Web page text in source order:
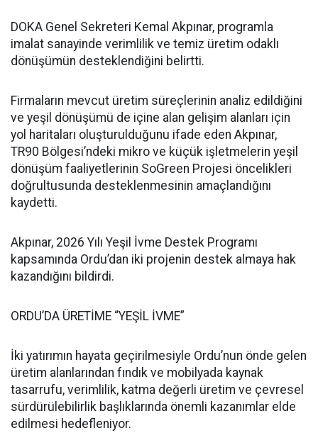
DOKA Genel Sekreteri Kemal Akpınar, programla
imalat sanayinde verimlilik ve temiz üretim odaklı
dönüşümün desteklendiğini belirtti.
Firmaların mevcut üretim süreçlerinin analiz edildiğini
ve yeşil dönüşümü de içine alan gelişim alanları için
yol haritaları oluşturulduğunu ifade eden Akpınar,
TR90 Bölgesi’ndeki mikro ve küçük işletmelerin yeşil
dönüşüm faaliyetlerinin SoGreen Projesi öncelikleri
doğrultusunda desteklenmesinin amaçlandığını
kaydetti.
Akpınar, 2026 Yılı Yeşil İvme Destek Programı
kapsamında Ordu’dan iki projenin destek almaya hak
kazandığını bildirdi.
ORDU’DA ÜRETİME “YEŞİL İVME”
İki yatırımın hayata geçirilmesiyle Ordu’nun önde gelen
üretim alanlarından fındık ve mobilyada kaynak
tasarrufu, verimlilik, katma değerli üretim ve çevresel
sürdürülebilirlik başlıklarında önemli kazanımlar elde
edilmesi hedefleniyor.